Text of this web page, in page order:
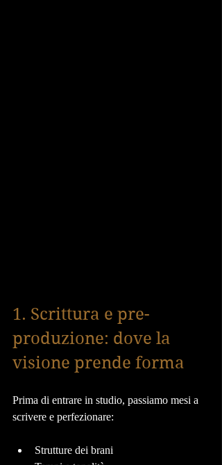
1. Scrittura e pre-
produzione: dove la
visione prende forma
Prima di entrare in studio, passiamo mesi a
scrivere e perfezionare:
Strutture dei brani